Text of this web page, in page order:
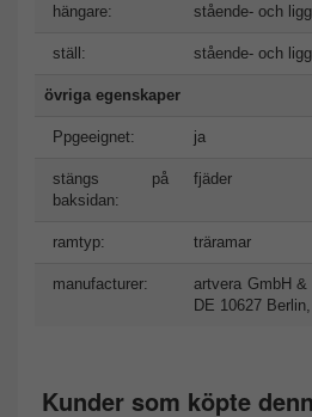
hängare: stående- och
ställ: stående- och
övriga egenskaper
Ppgeeignet: ja
stängs på
baksidan:
fjäder
ramtyp: träramar
manufacturer:
artvera GmbH
DE 10627 Berlin,
Kunder som köpte